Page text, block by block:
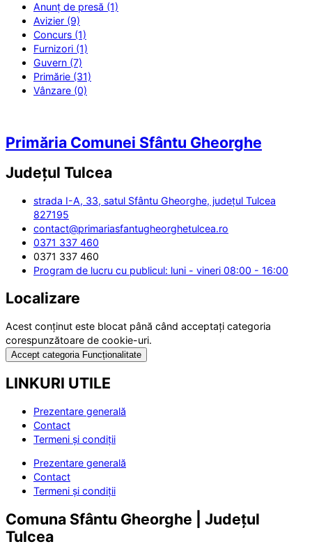
Anunț de presă (1)
Avizier (9)
Concurs (1)
Furnizori (1)
Guvern (7)
Primărie (31)
Vânzare (0)
Primăria Comunei Sfântu Gheorghe
Județul Tulcea
strada I-A, 33, satul Sfântu Gheorghe, județul Tulcea
827195
contact@primariasfantugheorghetulcea.ro
0371 337 460
0371 337 460
Program de lucru cu publicul: luni - vineri 08:00 - 16:00
Localizare
Acest conținut este blocat până când acceptați categoria
corespunzătoare de cookie-uri.
Accept categoria Funcționalitate
LINKURI UTILE
Prezentare generală
Contact
Termeni și condiții
Prezentare generală
Contact
Termeni și condiții
Comuna Sfântu Gheorghe | Județul
Tulcea